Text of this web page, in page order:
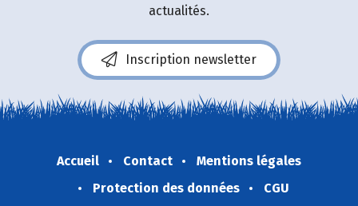
actualités.
Inscription newsletter
Accueil Contact
Mentions légales
Protection des données
CGU